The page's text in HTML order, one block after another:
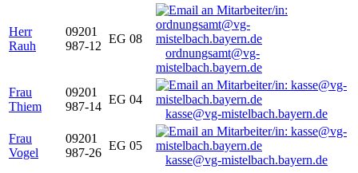
Herr
Rauh
09201
987-12
EG 08
ordnungsamt@vg-
mistelbach.bayern.de
Frau
Thiem
09201
987-14
EG 04
kasse@vg-mistelbach.bayern.de
Frau
Vogel
09201
987-26
EG 05
kasse@vg-mistelbach.bayern.de